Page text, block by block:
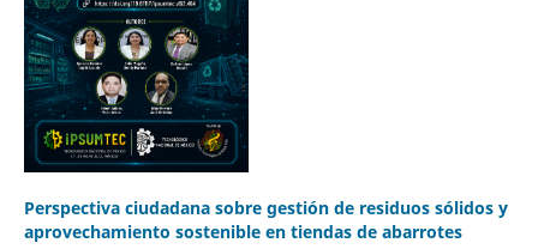
Perspectiva ciudadana sobre gestión de residuos sólidos y
aprovechamiento sostenible en tiendas de abarrotes